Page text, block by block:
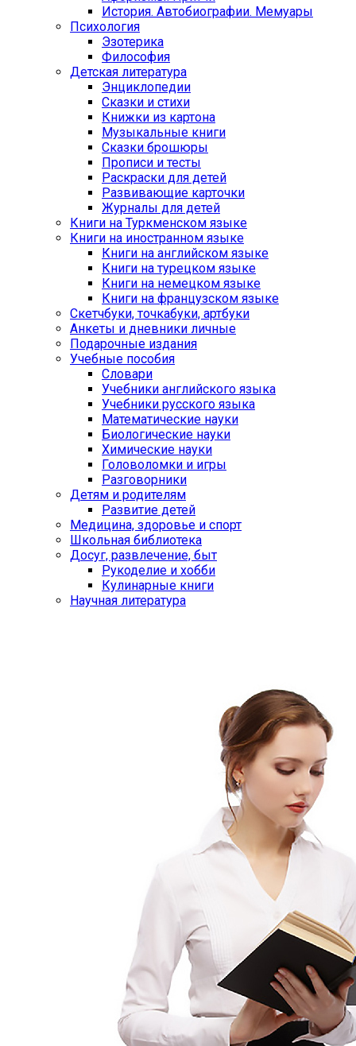
История. Автобиографии. Мемуары
Психология
Эзотерика
Философия
Детская литература
Энциклопедии
Сказки и стихи
Книжки из картона
Музыкальные книги
Сказки брошюры
Прописи и тесты
Раскраски для детей
Развивающие карточки
Журналы для детей
Книги на Туркменском языке
Книги на иностранном языке
Книги на английском языке
Книги на турецком языке
Книги на немецком языке
Книги на французском языке
Cкетчбуки, точкабуки, артбуки
Анкеты и дневники личные
Подарочные издания
Учебные пособия
Словари
Учебники английского языка
Учебники русского языка
Математические науки
Биологические науки
Химические науки
Головоломки и игры
Разговорники
Детям и родителям
Развитие детей
Медицина, здоровье и спорт
Школьная библиотека
Досуг, развлечение, быт
Рукоделие и хобби
Кулинарные книги
Научная литература